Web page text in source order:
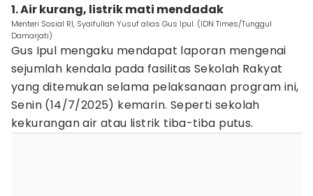
1. Air kurang, listrik mati mendadak
Menteri Sosial RI, Syaifullah Yusuf alias Gus Ipul. (IDN Times/Tunggul
Damarjati)
Gus Ipul mengaku mendapat laporan mengenai
sejumlah kendala pada fasilitas Sekolah Rakyat
yang ditemukan selama pelaksanaan program ini,
Senin (14/7/2025) kemarin. Seperti sekolah
kekurangan air atau listrik tiba-tiba putus.